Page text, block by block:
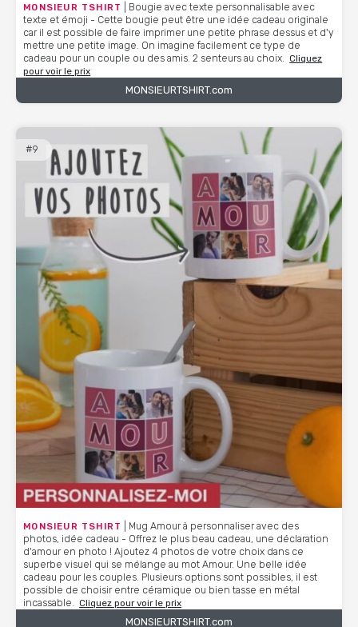
MONSIEUR TSHIRT
| Bougie avec texte personnalisable avec
texte et émoji - Cette bougie peut être une idée cadeau originale
car il est possible de faire imprimer une petite phrase dessus et d'y
mettre une petite image. On imagine facilement ce type de
cadeau pour un couple ou des amis. 2 senteurs au choix.
Cliquez
pour voir le prix
MONSIEURTSHIRT.com
#9
MONSIEUR TSHIRT
| Mug Amour à personnaliser avec des
photos, idée cadeau - Offrez le plus beau cadeau, une déclaration
d'amour en photo ! Ajoutez 4 photos de votre choix dans ce
superbe visuel qui se mélange au mot Amour. Une belle idée
cadeau pour les couples. Plusieurs options sont possibles, il est
possible de choisir entre céramique ou bien tasse en métal
incassable. Cliquez pour voir le prix
MONSIEURTSHIRT.com